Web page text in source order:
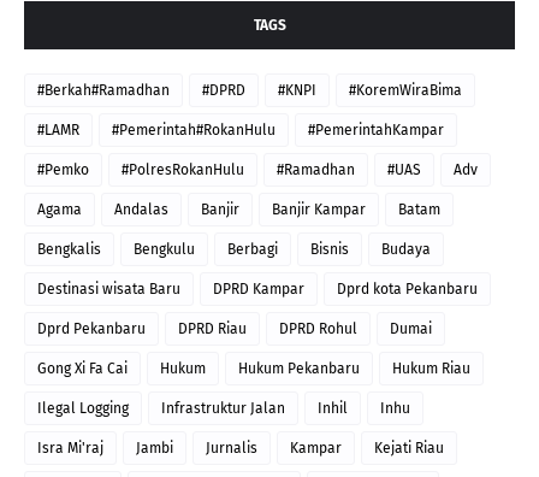
TAGS
#Berkah#Ramadhan #DPRD #KNPI #KoremWiraBima
#LAMR #Pemerintah#RokanHulu #PemerintahKampar
#Pemko #PolresRokanHulu #Ramadhan #UAS Adv
Agama Andalas Banjir Banjir Kampar Batam
Bengkalis Bengkulu Berbagi Bisnis Budaya
Destinasi wisata Baru DPRD Kampar Dprd kota Pekanbaru
Dprd Pekanbaru DPRD Riau DPRD Rohul Dumai
Gong Xi Fa Cai Hukum Hukum Pekanbaru Hukum Riau
Ilegal Logging Infrastruktur Jalan Inhil Inhu
Isra Mi'raj Jambi Jurnalis Kampar Kejati Riau